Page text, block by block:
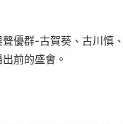
優群-古賀葵、古川慎
前的盛會。